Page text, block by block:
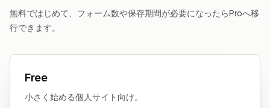
無料ではじめて、フォーム数や保存期間が必要になったらProへ移
行できます。
Free
小さく始める個人サイト向け。